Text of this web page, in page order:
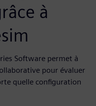
à
Software permet à
pour évaluer
quelle configuration